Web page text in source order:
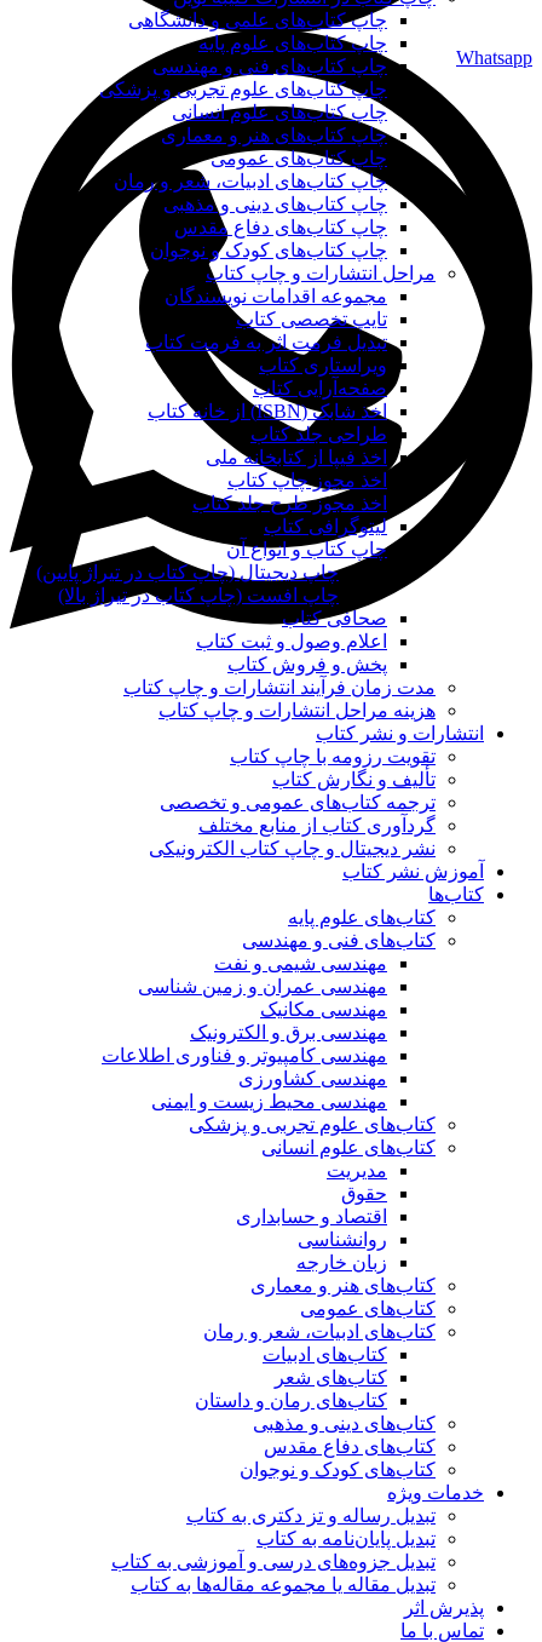
Whatsapp
چاپ کتاب‌های علمی و دانشگاهی
چاپ کتاب‌های علوم پایه
چاپ کتاب‌های فنی و مهندسی
چاپ کتاب‌های علوم تجربی و پزشکی
چاپ کتاب‌های علوم انسانی
چاپ کتاب‌های هنر و معماری
چاپ کتاب‌های عمومی
چاپ کتاب‌های ادبیات، شعر و رمان
چاپ کتاب‌های دینی و مذهبی
چاپ کتاب‌های دفاع مقدس
چاپ کتاب‌های کودک و نوجوان
مراحل انتشارات و چاپ کتاب
مجموعه اقدامات نویسندگان
تایپ تخصصی کتاب
تبدیل فرمت اثر به فرمت کتاب
ویراستاری کتاب
صفحه‌آرایی کتاب
اخذ شابک (ISBN) از خانه کتاب
طراحی جلد کتاب
اخذ فیپا از کتابخانه ملی
اخذ مجوز چاپ کتاب
اخذ مجوز طرح جلد کتاب
لیتوگرافی کتاب
چاپ کتاب و انواع آن
چاپ دیجیتال (چاپ کتاب در تیراژ پایین)
چاپ افست (چاپ کتاب در تیراژ بالا)
صحافی کتاب
اعلام وصول و ثبت کتاب
پخش و فروش کتاب
مدت زمان فرآیند انتشارات و چاپ کتاب
هزینه مراحل انتشارات و چاپ کتاب
انتشارات و نشر کتاب
تقویت رزومه با چاپ کتاب
تألیف و نگارش کتاب
ترجمه کتاب‌های عمومی و تخصصی
گردآوری کتاب از منابع مختلف
نشر دیجیتال و چاپ کتاب الکترونیکی
آموزش نشر کتاب
کتاب‌ها
کتاب‌های علوم پایه
کتاب‌های فنی و مهندسی
مهندسی شیمی و نفت
مهندسی عمران و زمین شناسی
مهندسی مکانیک
مهندسی برق و الکترونیک
مهندسی کامپیوتر و فناوری اطلاعات
مهندسی کشاورزی
مهندسی محیط زیست و ایمنی
کتاب‌های علوم تجربی و پزشکی
کتاب‌های علوم انسانی
مدیریت
حقوق
اقتصاد و حسابداری
روانشناسی
زبان خارجه
کتاب‌های هنر و معماری
کتاب‌های عمومی
کتاب‌های ادبیات، شعر و رمان
کتاب‌های ادبیات
کتاب‌های شعر
کتاب‌های رمان و داستان
کتاب‌های دینی و مذهبی
کتاب‌های دفاع مقدس
کتاب‌های کودک و نوجوان
خدمات ویژه
تبدیل رساله و تز دکتری به کتاب
تبدیل پایان‌نامه به کتاب
تبدیل جزوه‌های درسی و آموزشی به کتاب
تبدیل مقاله یا مجموعه مقاله‌ها به کتاب
پذیرش اثر
تماس با ما